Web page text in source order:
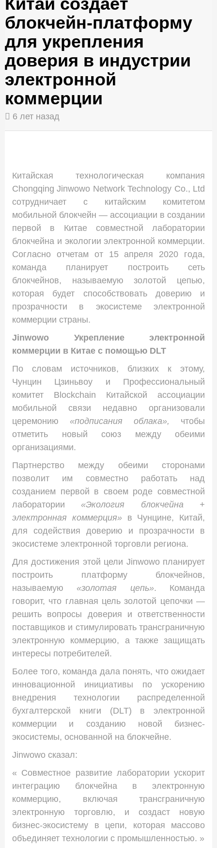
блокчейн-платформу
для укрепления
доверия в индустрии
электронной
коммерции
6 лет назад
Китайская технологическая компания
Chongqing Jinwowo Network Technology Co., Ltd
сотрудничает с китайским комитетом
мобильной блокчейн — ассоциации в создании
первой в Китае совместной лаборатории
блокчейна и экологии электронной коммерции.
Согласно отчетам от 15 апреля 2020 года,
команда планирует построить сеть
блокчейнов, называемую золотой цепью,
которая будет способствовать доверию и
прозрачности в экосистеме электронной
коммерции страны.
Jinwowo Укрепление электронной
коммерции в Китае с помощью DLT
По словам источников, близких к этому,
Чунцин Цзиньвоу и Профессиональный
комитет Blockchain Китайской ассоциации
мобильной связи недавно организовали
церемонию «подписания облака», чтобы
отметить новый союз между обеими
организациями.
Партнерство между обеими сторонами
позволит им совместно работать над
созданием первой в своем роде совместной
лаборатории«Экология блокчейна +
электронная коммерция»в Чунцине, Китай,
для содействия доверию и прозрачности в
экосистеме электронной торговли региона.
Для достижения этой цели Jinwowo планирует
построить платформу блокчейнов,
называемую «золотая цепь». Команда
говорит, что главная цель золотой цепочки —
решить вопросы доверия и ответственности
поставщиков и стимулировать трансграничную
электронную коммерцию, а также защищать
интересы потребителей.
Более того, команда дала понять, что ожидает
инновационной инициативы по ускорению
внедрения технологии распределенной
бухгалтерской книги (DLT) в электронной
коммерции и созданию новой бизнес-
экосистемы, основанной на блокчейне.
Jinwowo сказал:
« Совместное развитие лаборатории ускорит
интеграцию блокчейна в электронную
коммерцию, включая трансграничную
электронную торговлю, и создаст новую
бизнес-экосистему в цепи, которая массово
объединяет технологии с промышленностью. »